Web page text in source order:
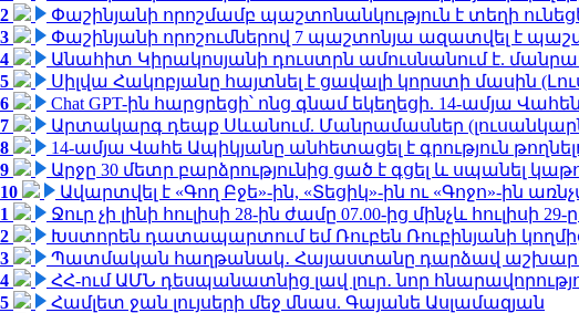
2
Փաշինյանի որոշմամբ պաշտոնանկություն է տեղի
3
Փաշինյանի որոշումներով 7 պաշտոնյա ազատվել է
4
Անահիտ Կիրակոսյանի դուստրն ամուսնանում է.
5
Սիլվա Հակոբյանը հայտնել է ցավալի կորստի մասին
6
Chat GPT-ին հարցրեցի՝ ոնց գնամ եկեղեցի. 14-ամյա
7
Արտակարգ դեպք Սևանում. Մանրամասներ
8
14-ամյա Վահե Ապիկյանը անհետացել է գրություն
9
Արջը 30 մետր բարձրությունից ցած է գցել և սպանել
10
Ավարտվել է «Գող Բջե»-ին, «Տեցիկ»-ին ու «Գոջո»-ին
1
Ջուր չի լինի հուլիսի 28-ին ժամը 07.00-ից մինչև հուլիսի 29-
2
Խստորեն դատապարտում եմ Ռուբեն Ռուբինյանի
3
Պատմական հաղթանակ․ Հայաստանը դարձավ
4
ՀՀ-ում ԱՄՆ դեսպանատնից լավ լուր․ նոր
5
Համլետ ջան լույսերի մեջ մնաս. Գայանե Ասլամազյան